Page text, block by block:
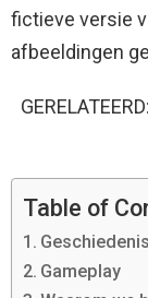
fictieve versie
afbeeldingen
Table of
Geschiedenis
Gameplay